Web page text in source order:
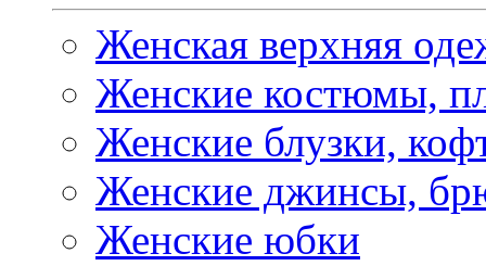
Женская верхняя
Женские костюмы,
Женские блузки,
Женские джинсы,
Женские юбки